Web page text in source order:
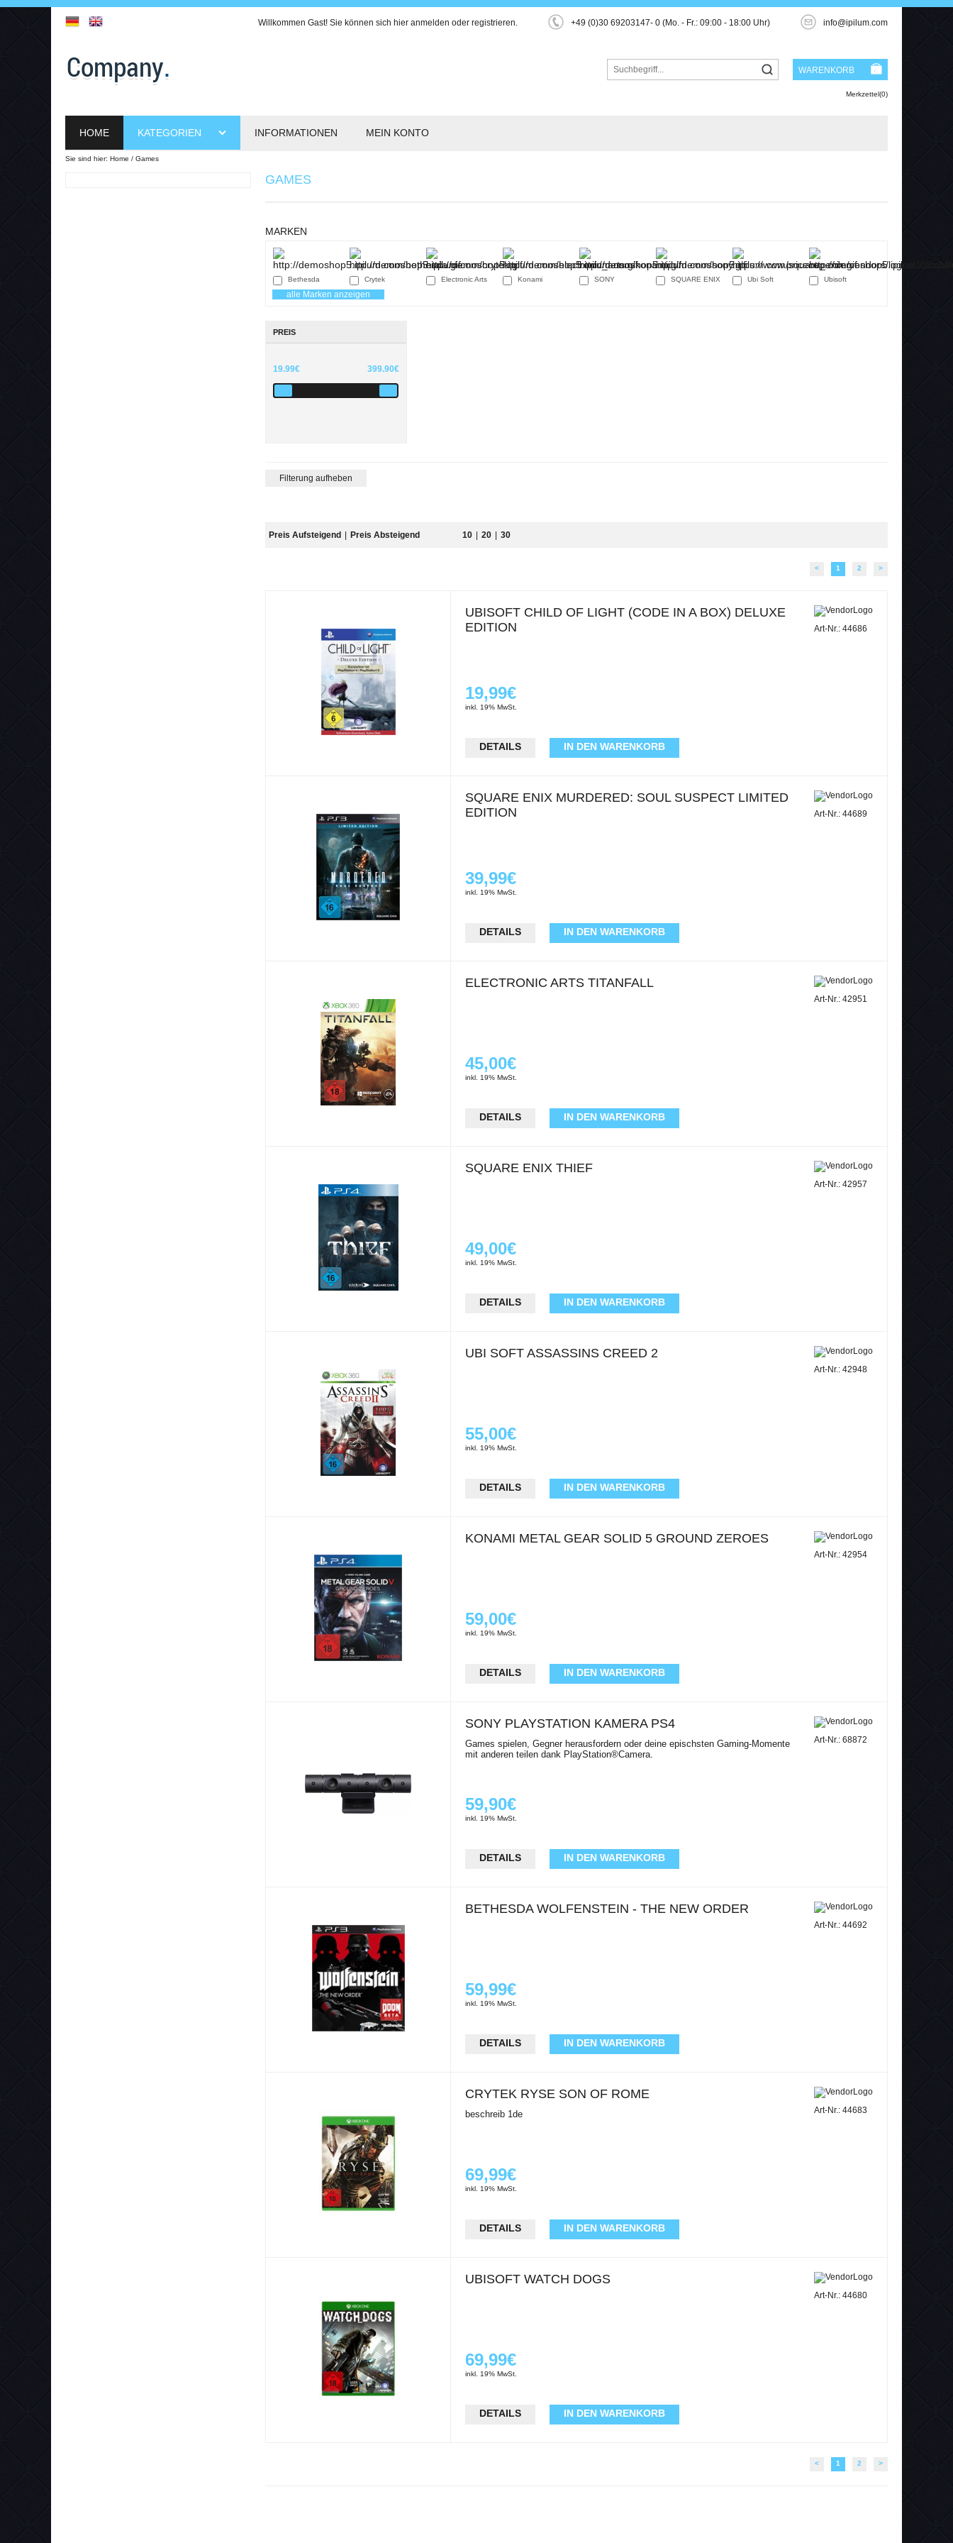
Willkommen Gast! Sie können sich hier anmelden oder registrieren. +49 (0)30 69203147- 0 (Mo. - Fr.: 09:00 - 18:00 Uhr) info@ipilum.com
WARENKORB
Merkzettel(0)
HOME KATEGORIEN INFORMATIONEN MEIN KONTO
Sie sind hier: Home Games
GAMES
MARKEN
Bethesda Crytek Electronic Arts Konami SONY SQUARE ENIX Ubi Soft Ubisoft
alle Marken anzeigen
PREIS
19.99€ 399.90€
Filterung aufheben
Preis Aufsteigend Preis Absteigend 10 20 30
< 1 2 >
UBISOFT CHILD OF LIGHT (CODE IN A BOX) DELUXE
EDITION
Art-Nr.: 44686
19,99€
inkl. 19% MwSt.
DETAILS IN DEN WARENKORB
SQUARE ENIX MURDERED: SOUL SUSPECT LIMITED
EDITION
Art-Nr.: 44689
39,99€
inkl. 19% MwSt.
DETAILS IN DEN WARENKORB
ELECTRONIC ARTS TITANFALL
Art-Nr.: 42951
45,00€
inkl. 19% MwSt.
DETAILS IN DEN WARENKORB
SQUARE ENIX THIEF
Art-Nr.: 42957
49,00€
inkl. 19% MwSt.
DETAILS IN DEN WARENKORB
UBI SOFT ASSASSINS CREED 2
Art-Nr.: 42948
55,00€
inkl. 19% MwSt.
DETAILS IN DEN WARENKORB
KONAMI METAL GEAR SOLID 5 GROUND ZEROES
Art-Nr.: 42954
59,00€
inkl. 19% MwSt.
DETAILS IN DEN WARENKORB
SONY PLAYSTATION KAMERA PS4
Games spielen, Gegner herausfordern oder deine epischsten Gaming-Momente
mit anderen teilen dank PlayStation®Camera.
Art-Nr.: 68872
59,90€
inkl. 19% MwSt.
DETAILS IN DEN WARENKORB
BETHESDA WOLFENSTEIN - THE NEW ORDER
Art-Nr.: 44692
59,99€
inkl. 19% MwSt.
DETAILS IN DEN WARENKORB
CRYTEK RYSE SON OF ROME
beschreib 1de Art-Nr.: 44683
69,99€
inkl. 19% MwSt.
DETAILS IN DEN WARENKORB
UBISOFT WATCH DOGS
Art-Nr.: 44680
69,99€
inkl. 19% MwSt.
DETAILS IN DEN WARENKORB
< 1 2 >